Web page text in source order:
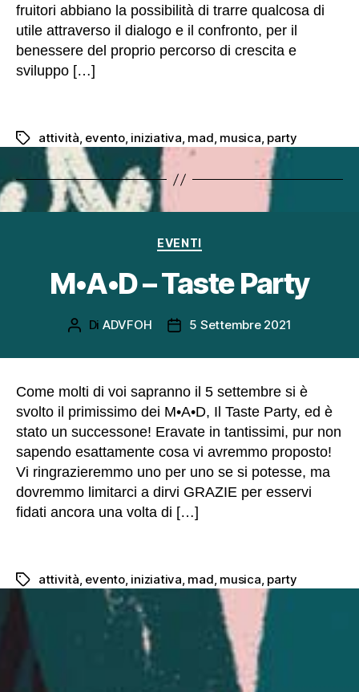
fruitori abbiano la possibilità di trarre qualcosa di
utile attraverso il dialogo e il confronto, per il
benessere del proprio percorso di crescita e
sviluppo […]
Tag attività, evento, iniziativa, mad, musica, party
Categorie
EVENTI
M•A•D – Taste Party
Autore
Di ADVFOH
Data5 Settembre 2021
Come molti di voi sapranno il 5 settembre si è
svolto il primissimo dei M•A•D, Il Taste Party, ed è
stato un successone! Eravate in tantissimi, pur non
sapendo esattamente cosa vi avremmo proposto!
Vi ringrazieremmo uno per uno se si potesse, ma
dovremmo limitarci a dirvi GRAZIE per esservi
fidati ancora una volta di […]
Tag attività evento, iniziativa mad musica party
e
e
s
s
a
ri
Q
i
c